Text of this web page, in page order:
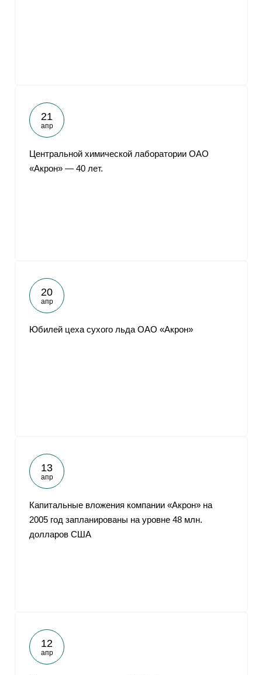
21
апр
Центральной химической лаборатории ОАО
«Акрон» — 40 лет.
20
апр
Юбилей цеха сухого льда ОАО «Акрон»
13
апр
Капитальные вложения компании «Акрон» на
2005 год запланированы на уровне 48 млн.
долларов США
12
апр